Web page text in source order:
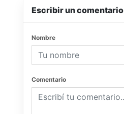
Escribir un comentario
Nombre
Comentario